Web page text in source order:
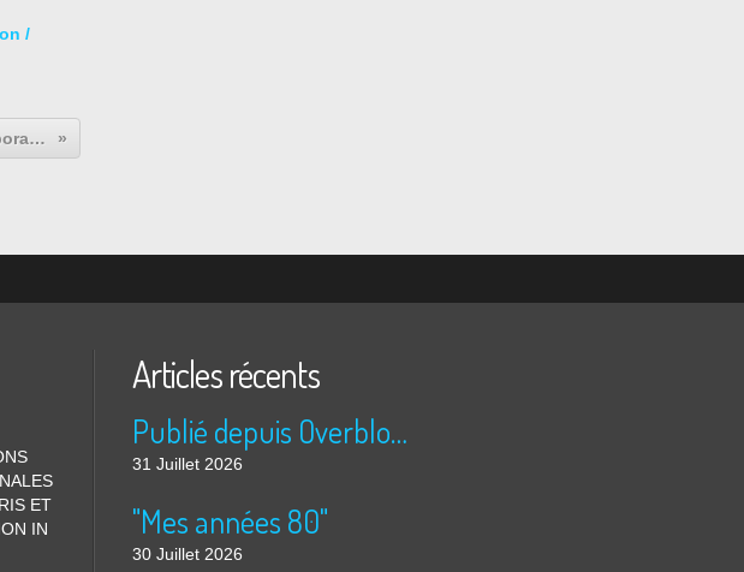
/
Exposition Peinture Contemporaine: Abdelkader BENCHAMMA « Engramme »
ET
IN
Articles récents
Publié depuis Overblog et Facebook
31 Juillet 2026
"Mes années 80"
30 Juillet 2026